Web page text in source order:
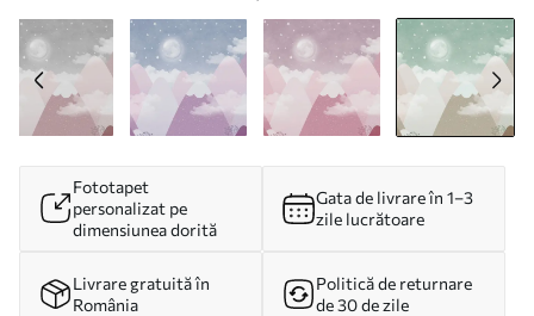
Fototapet
personalizat pe
dimensiunea dorită
Gata de livrare în 1–3
zile lucrătoare
Livrare gratuită în
România
Politică de returnare
de 30 de zile